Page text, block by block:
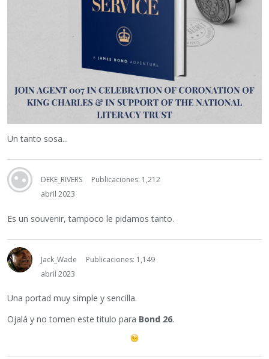
Un tanto sosa...
DEKE_RIVERS
Publicaciones: 1,212
abril 2023
Es un souvenir, tampoco le pidamos tanto.
Jack_Wade
Publicaciones: 1,149
abril 2023
Una portad muy simple y sencilla.
Ojalá y no tomen este titulo para Bond 26.